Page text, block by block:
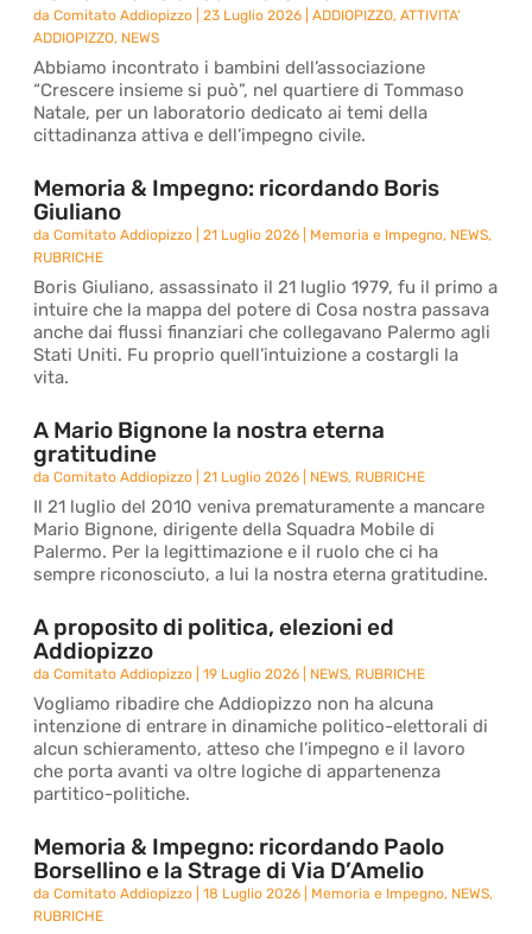
daComitato Addiopizzo |23 Luglio 2026 |ADDIOPIZZO,ATTIVITA'
ADDIOPIZZO, NEWS
Abbiamo incontrato i bambini dell’associazione
“Crescere insieme si può”, nel quartiere di Tommaso
Natale, per un laboratorio dedicato ai temi della
cittadinanza attiva e dell’impegno civile.
Memoria & Impegno: ricordando Boris
Giuliano
daComitato Addiopizzo |21 Luglio 2026 Memoria e Impegno, NEWS,
RUBRICHE
Boris Giuliano, assassinato il 21 luglio 1979, fu il primo a
intuire che la mappa del potere di Cosa nostra passava
anche dai flussi finanziari che collegavano Palermo agli
Stati Uniti. Fu proprio quell’intuizione a costargli la
vita.
A Mario Bignone la nostra eterna
gratitudine
daComitato Addiopizzo |21 Luglio 2026 NEWS, RUBRICHE
Il 21 luglio del 2010 veniva prematuramente a mancare
Mario Bignone, dirigente della Squadra Mobile di
Palermo. Per la legittimazione e il ruolo che ci ha
sempre riconosciuto, a lui la nostra eterna gratitudine.
A proposito di politica, elezioni ed
Addiopizzo
daComitato Addiopizzo |19 Luglio 2026 NEWS, RUBRICHE
Vogliamo ribadire che Addiopizzo non ha alcuna
intenzione di entrare in dinamiche politico-elettorali di
alcun schieramento, atteso che l’impegno e il lavoro
che porta avanti va oltre logiche di appartenenza
partitico-politiche.
Memoria & Impegno: ricordando Paolo
Borsellino e la Strage di Via D’Amelio
daComitato Addiopizzo |18 Luglio 2026 Memoria e Impegno, NEWS,
RUBRICHE